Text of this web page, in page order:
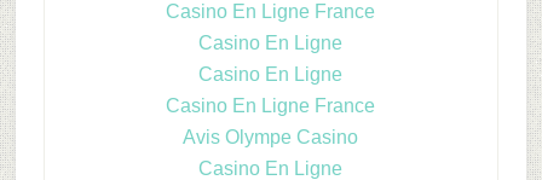
Casino En Ligne France
Casino En Ligne
Casino En Ligne
Casino En Ligne France
Avis Olympe Casino
Casino En Ligne